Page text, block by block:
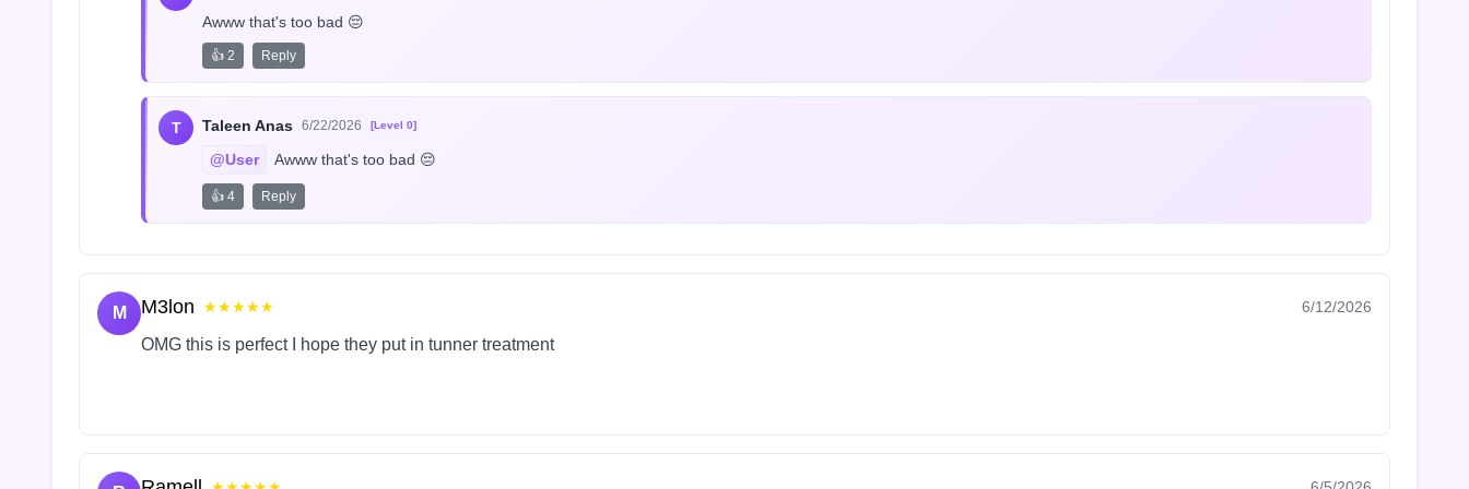
Awww that's too bad 😔
👍 2 Reply
T Taleen Anas 6/22/2026 [Level 0]
@User Awww that's too bad 😔
👍 4 Reply
M M3lon ★★★★★ 6/12/2026
OMG this is perfect I hope they put in tunner treatment